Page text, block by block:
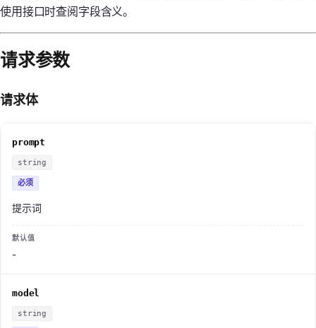
使用接口时查阅字段含义。
请求参数
请求体
prompt
string
必须
-
提示词
model
string